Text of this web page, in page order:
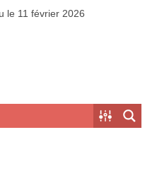
le 11 février 2026